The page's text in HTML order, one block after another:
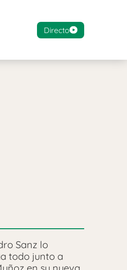
Directo
Sanz lo
todo junto a